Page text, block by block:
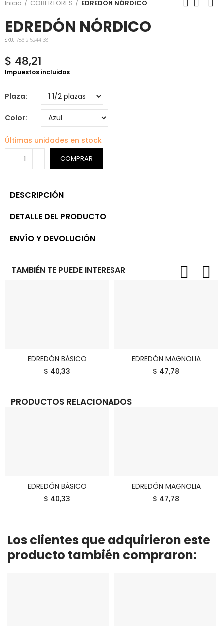
Inicio COBERTORES EDREDÓN NÓRDICO
EDREDÓN NÓRDICO
SKU: 7861215244138
$ 48,21
Impuestos incluidos
Plaza
Color
Últimas unidades en stock
COMPRAR
DESCRIPCIÓN
DETALLE DEL PRODUCTO
ENVÍO Y DEVOLUCIÓN
TAMBIÉN TE PUEDE INTERESAR
COMPRAR
EDREDÓN BÁSICO
$ 40,33
COMPRAR
EDREDÓN MAGNOLIA
$ 47,78
PRODUCTOS RELACIONADOS
COMPRAR
EDREDÓN BÁSICO
$ 40,33
COMPRAR
EDREDÓN MAGNOLIA
$ 47,78
Los clientes que adquirieron este
producto también compraron: